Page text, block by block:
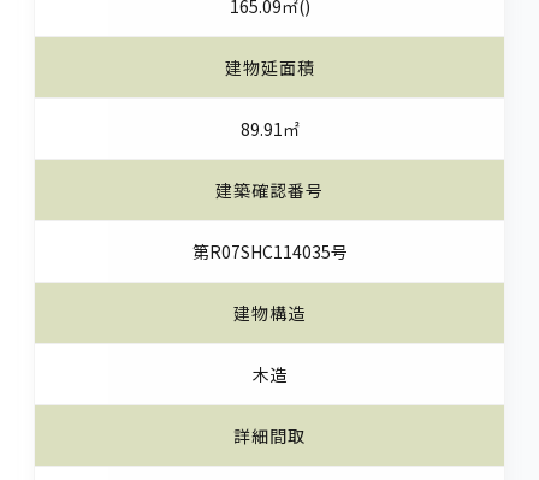
165.09㎡()
建物延面積
89.91㎡
建築確認番号
第R07SHC114035号
建物構造
木造
詳細間取